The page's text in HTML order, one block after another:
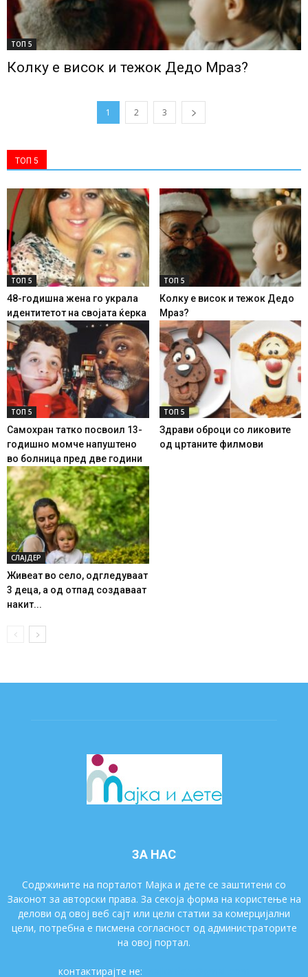
ТОП 5
Колку е висок и тежок Дедо Мраз?
1 2 3
ТОП 5
ТОП 5
48-годишна жена го украла
идентитетот на својата ќерка
ТОП 5
Колку е висок и тежок Дедо
Мраз?
ТОП 5
Самохран татко посвоил 13-
годишно момче напуштено
во болница пред две години
ТОП 5
Здрави оброци со ликовите
од цртаните филмови
СЛАЈДЕР
Живеат во село, одгледуваат
3 деца, а од отпад создаваат
накит...
ЗА НАС
Содржините на порталот Мајка и дете се заштитени со
Законот за авторски права. За секоја форма на користење на
делови од овој веб сајт или цели статии за комерцијални
цели, потребна е писмена согласност од администраторите
на овој портал.
контактирајте не: